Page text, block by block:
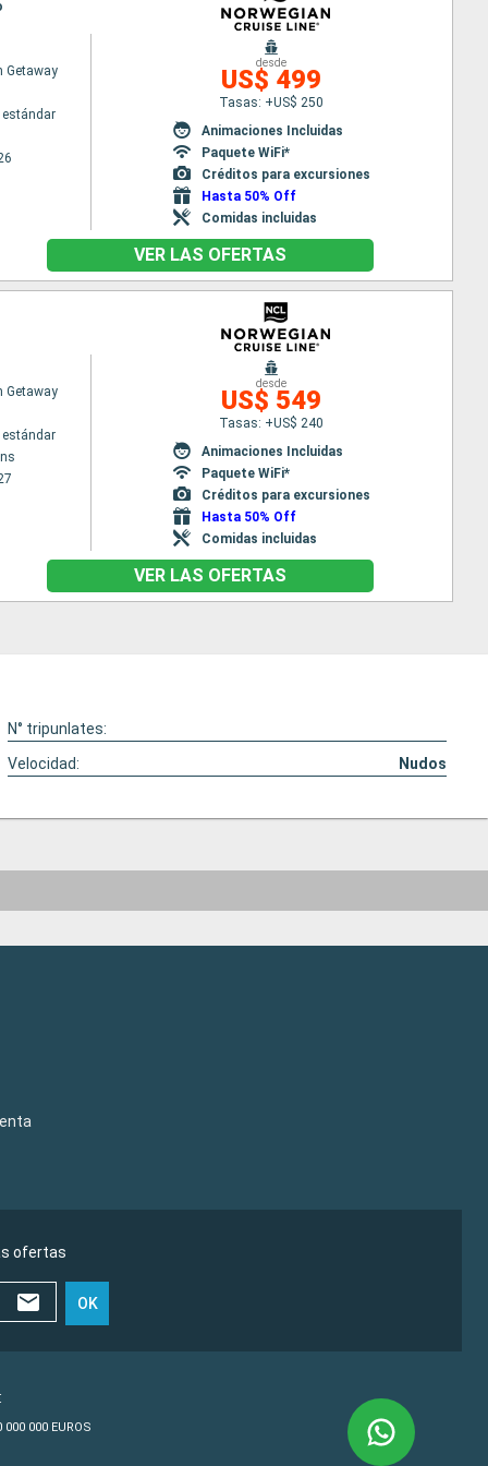
Getaway
desde
US$ 499
Tasas: +US$ 250
Animaciones Incluidas
Paquete WiFi*
Créditos para excursiones
Hasta 50% Off
Comidas incluidas
VER LAS OFERTAS
Getaway
desde
US$ 549
Tasas: +US$ 240
Animaciones Incluidas
Paquete WiFi*
Créditos para excursiones
Hasta 50% Off
Comidas incluidas
VER LAS OFERTAS
N° tripunlates:
Velocidad:
Nudos
ofertas
OK
000 EUROS